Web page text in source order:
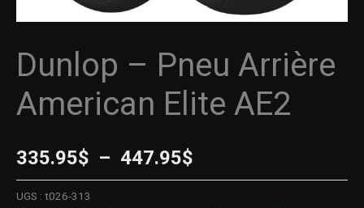
Dunlop – Pneu Arrière
American Elite AE2
335.95$ – 447.95$
UGS : t026-313